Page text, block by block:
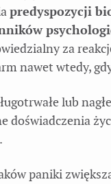
predyspozycji
za
nawet wtedy,
lub
doświadczenia
paniki